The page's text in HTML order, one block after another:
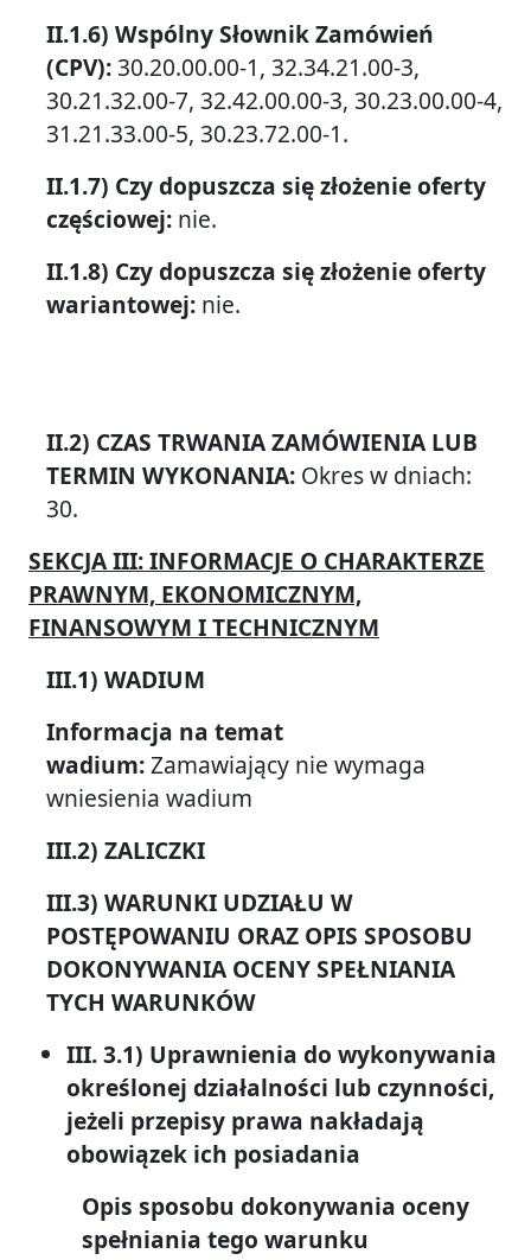
II.1.6) Wspólny Słownik Zamówień
(CPV):30.20.00.00-1, 32.34.21.00-3,
30.21.32.00-7, 32.42.00.00-3, 30.23.00.00-4,
31.21.33.00-5, 30.23.72.00-1.
II.1.7) Czy dopuszcza się złożenie oferty
częściowej: nie.
II.1.8) Czy dopuszcza się złożenie oferty
wariantowej: nie.
II.2) CZAS TRWANIA ZAMÓWIENIA LUB
TERMIN WYKONANIA: Okres w dniach:
30.
SEKCJA III: INFORMACJE O CHARAKTERZE
PRAWNYM, EKONOMICZNYM,
FINANSOWYM I TECHNICZNYM
III.1) WADIUM
Informacja na temat
wadium:Zamawiający nie wymaga
wniesienia wadium
III.2) ZALICZKI
III.3) WARUNKI UDZIAŁU W
POSTĘPOWANIU ORAZ OPIS SPOSOBU
DOKONYWANIA OCENY SPEŁNIANIA
TYCH WARUNKÓW
III. 3.1) Uprawnienia do wykonywania
określonej działalności lub czynności,
jeżeli przepisy prawa nakładają
obowiązek ich posiadania
Opis sposobu dokonywania oceny
spełniania tego warunku